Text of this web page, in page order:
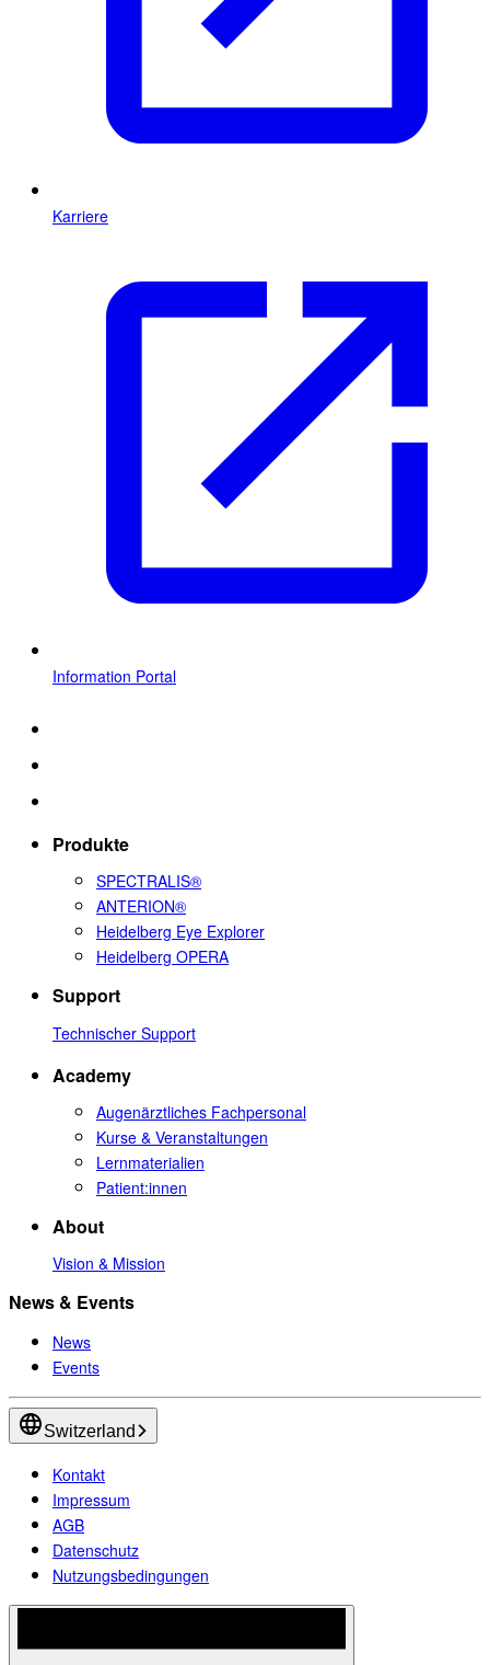
Karriere
Information Portal
Produkte
SPECTRALIS®
ANTERION®
Heidelberg Eye Explorer
Heidelberg OPERA
Support
Technischer Support
Academy
Augenärztliches Fachpersonal
Kurse & Veranstaltungen
Lernmaterialien
Patient:innen
About
Vision & Mission
News & Events
News
Events
Switzerland
Kontakt
Impressum
AGB
Datenschutz
Nutzungsbedingungen